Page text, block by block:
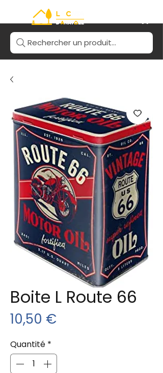
Rechercher un produit...
Boite L Route 66
10,50 €
Quantité *